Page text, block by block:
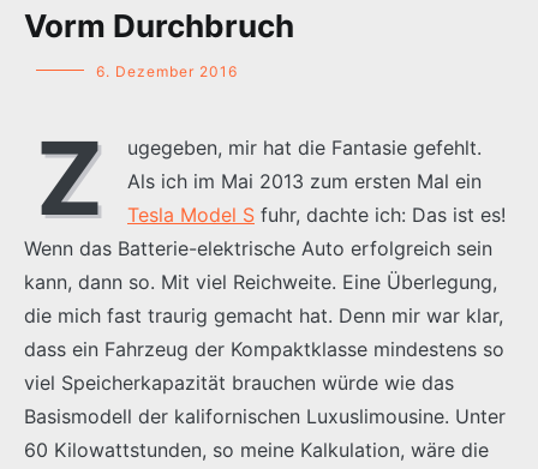
Vorm Durchbruch
6. Dezember 2016
Z
ugegeben, mir hat die Fantasie gefehlt.
Als ich im Mai 2013 zum ersten Mal ein
Tesla Model S fuhr, dachte ich: Das ist es!
Wenn das Batterie-elektrische Auto erfolgreich sein
kann, dann so. Mit viel Reichweite. Eine Überlegung,
die mich fast traurig gemacht hat. Denn mir war klar,
dass ein Fahrzeug der Kompaktklasse mindestens so
viel Speicherkapazität brauchen würde wie das
Basismodell der kalifornischen Luxuslimousine. Unter
60 Kilowattstunden, so meine Kalkulation, wäre die